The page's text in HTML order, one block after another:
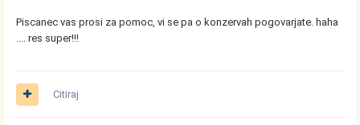
Piscanec vas prosi za pomoc, vi se pa o konzervah pogovarjate. haha
.... res super!!!
Citiraj